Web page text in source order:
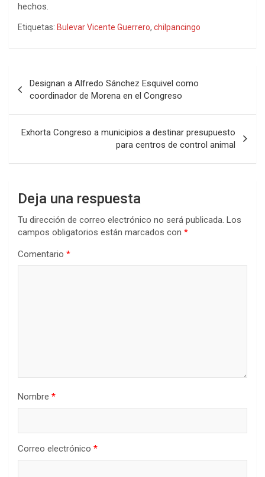
hechos.
Etiquetas: Bulevar Vicente Guerrero, chilpancingo
de
entradas
Designan a Alfredo Sánchez Esquivel como
coordinador de Morena en el Congreso
Exhorta Congreso a municipios a destinar presupuesto
para centros de control animal
Deja una respuesta
Tu dirección de correo electrónico no será publicada. Los
campos obligatorios están marcados con *
Comentario *
Nombre *
Correo electrónico *